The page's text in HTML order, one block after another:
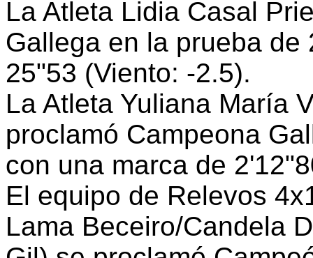
La Atleta Lidia Casal
Gallega en la prueba
25"53 (Viento: -2.5).
La Atleta Yuliana María
proclamó Campeona
con una marca de
El equipo de Relevos
Lama Beceiro/Candela